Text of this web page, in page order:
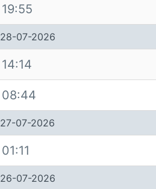
19:55
28-07-2026
14:14
08:44
27-07-2026
01:11
26-07-2026